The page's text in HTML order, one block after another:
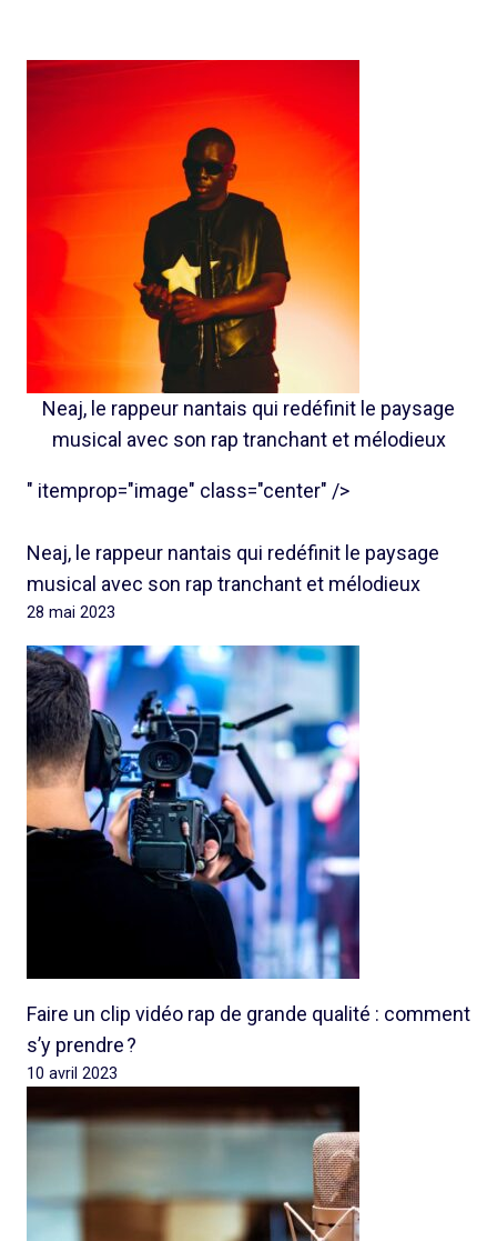
Neaj, le rappeur nantais qui redéfinit le paysage
musical avec son rap tranchant et mélodieux
" itemprop="image" class="center" />
Neaj, le rappeur nantais qui redéfinit le paysage
musical avec son rap tranchant et mélodieux
28 mai 2023
Faire un clip vidéo rap de grande qualité : comment
s’y prendre ?
10 avril 2023